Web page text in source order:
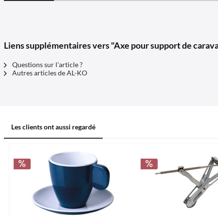
Liens supplémentaires vers "Axe pour support de
Questions sur l'article ?
Autres articles de AL-KO
Les clients ont aussi regardé